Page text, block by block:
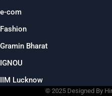
e-com
Fashion
Gramin Bharat
IGNOU
IIM Lucknow
© 2025 Designed By